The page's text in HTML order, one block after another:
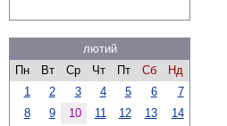
лютий
Пн
Вт Ср Чт Пт Сб
Нд
1
2 3 4 5 6
7
8
9 10 11 12 13
14